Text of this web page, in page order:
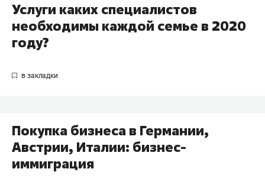
Услуги каких специалистов
необходимы каждой семье в 2020
году?
Покупка бизнеса в Германии,
Австрии, Италии: бизнес-
иммиграция